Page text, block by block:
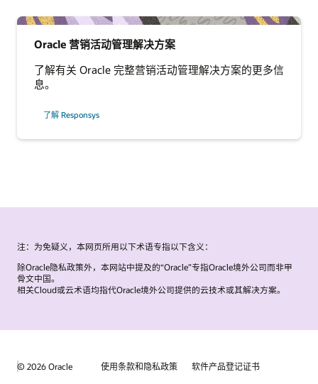
Oracle 营销活动管理解决方案
了解有关 Oracle 完整营销活动管理解决方案的更多信
息。
了解 Responsys
注：为免疑义，本网页所用以下术语专指以下含义：
除Oracle隐私政策外，本网站中提及的“Oracle”专指Oracle境外公司而非甲
骨文中国。
相关Cloud或云术语均指代Oracle境外公司提供的云技术或其解决方案。
© 2026 Oracle 使用条款和隐私政策
软件产品登记证书